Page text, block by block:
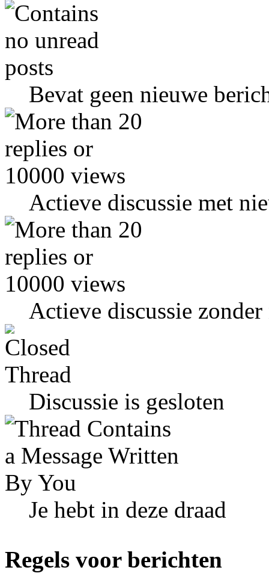
Bevat geen nieuwe
Actieve discussie met
Actieve discussie
Discussie is gesloten
Je hebt in deze draad
Regels voor berichten